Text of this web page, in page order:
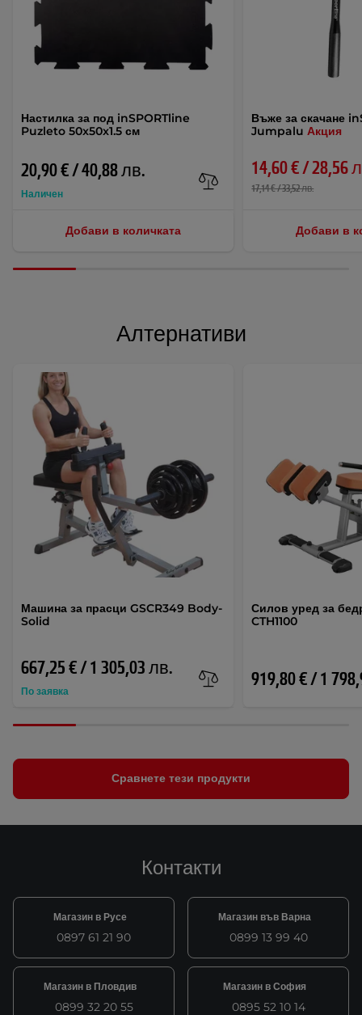
Настилка за под inSPORTline
Puzleto 50x50x1.5 см
20,90 € / 40,88 лв.
Наличен
Добави в количката
Въже за скачане
JumpaluАкция
14,60 € / 28,56
17,14 € / 33,52 лв.
Добави в
Алтернативи
Машина за прасци GSCR349 Body-
Solid
667,25 € / 1 305,03 лв.
По заявка
Силов уред за
CTH1100
919,80 € / 1
Сравнете тези продукти
Контакти
Магазин в Русе
0897 61 21 90
Магазин във Варна
0899 13 99 40
Магазин в Пловдив
0899 32 20 55
Магазин в София
0895 52 10 14